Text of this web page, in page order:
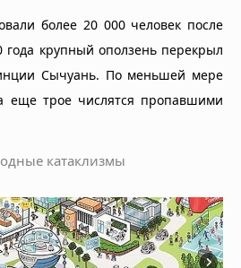
более 20 000 человек после
года крупный оползень перекрыл
Сычуань. По меньшей мере
еще трое числятся пропавшими
катаклизмы